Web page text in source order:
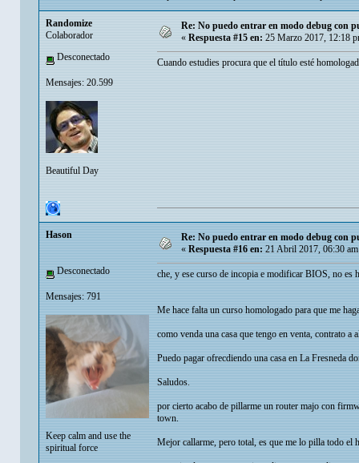
Randomize
Colaborador
Desconectado
Mensajes: 20.599
Beautiful Day
Re: No puedo entrar en modo debug con
« Respuesta #15 en: 25 Marzo 2017, 12:18
Cuando estudies procura que el título esté
Hason
Desconectado
Mensajes: 791
Keep calm and use the
spiritual force
Re: No puedo entrar en modo debug con
«Respuesta #16 en:21 Abril 2017, 06:30
che, y ese curso de incopia e modificar BIOS, no es
Me hace falta un curso homologado para que me
como venda una casa que tengo en venta, contrato a
Puedo pagar ofrecdiendo una casa en La Fresneda
Saludos.
por cierto acabo de pillarme un router majo con
town.
Mejor callarme, pero total, es que me lo pilla todo el